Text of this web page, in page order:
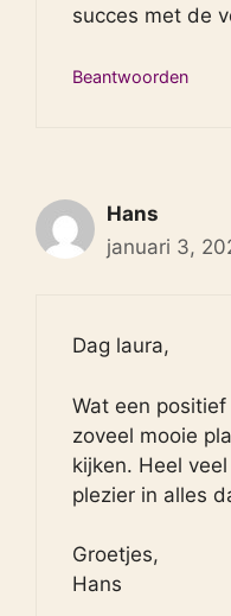
succes met de
Beantwoorden
Hans
januari 3,
Dag laura,
Wat een
zoveel mooie
kijken. Heel
plezier in alles
Groetjes,
Hans